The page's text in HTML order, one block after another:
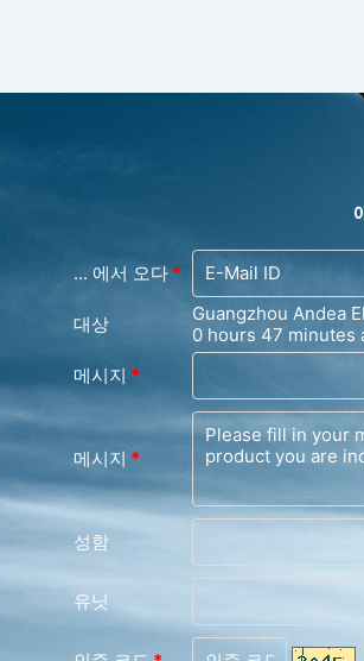
... 에서 오다*
대상
Guangzhou Andea
0 hours 47 minutes
메시지 *
메시지 *
성함
유닛